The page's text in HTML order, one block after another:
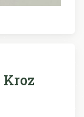
Kroz